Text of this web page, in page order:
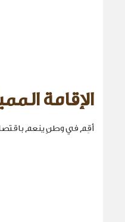
الإقامة
أقِم في وطنٍ ينعم